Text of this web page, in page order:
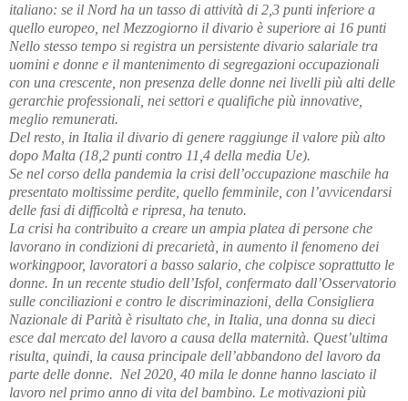
italiano: se il Nord ha un tasso di attività di 2,3 punti inferiore a
quello europeo, nel Mezzogiorno il divario è superiore ai 16 punti
Nello stesso tempo si registra un persistente divario salariale tra
uomini e donne e il mantenimento di segregazioni occupazionali
con una crescente, non presenza delle donne nei livelli più alti delle
gerarchie professionali, nei settori e qualifiche più innovative,
meglio remunerati.
Del resto, in Italia il divario di genere raggiunge il valore più alto
dopo Malta (18,2 punti contro 11,4 della media Ue).
Se nel corso della pandemia la crisi dell’occupazione maschile ha
presentato moltissime perdite, quello femminile, con l’avvicendarsi
delle fasi di difficoltà e ripresa, ha tenuto.
La crisi ha contribuito a creare un ampia platea di persone che
lavorano in condizioni di precarietà, in aumento il fenomeno dei
workingpoor, lavoratori a basso salario, che colpisce soprattutto le
donne. In un recente studio dell’Isfol, confermato dall’Osservatorio
sulle conciliazioni e contro le discriminazioni, della Consigliera
Nazionale di Parità è risultato che, in Italia, una donna su dieci
esce dal mercato del lavoro a causa della maternità. Quest’ultima
risulta, quindi, la causa principale dell’abbandono del lavoro da
parte delle donne. Nel 2020, 40 mila le donne hanno lasciato il
lavoro nel primo anno di vita del bambino. Le motivazioni più